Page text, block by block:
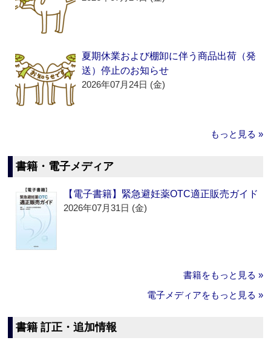
夏期休業および棚卸に伴う商品出荷（発
送）停止のお知らせ
2026年07月24日 (金)
もっと見る »
書籍・電子メディア
【電子書籍】緊急避妊薬OTC適正販売ガイド
2026年07月31日 (金)
書籍をもっと見る »
電子メディアをもっと見る »
書籍 訂正・追加情報